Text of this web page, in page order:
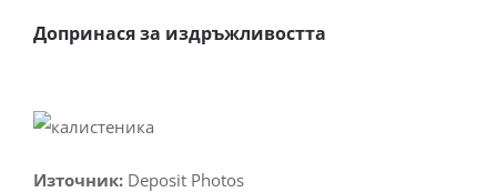
Допринася за издръжливостта
Източник:Deposit Photos